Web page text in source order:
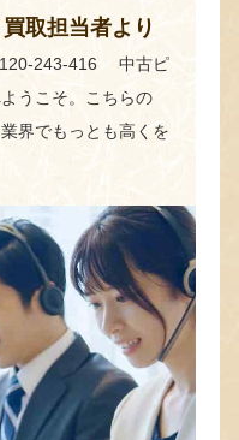
取担当者より
243-416 中古ピ
うこそ。こちらの
界でもっとも高くを